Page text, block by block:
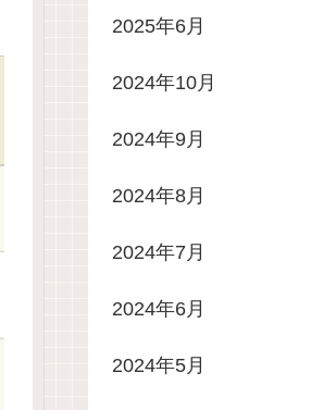
2025年6月
2024年10月
2024年9月
2024年8月
2024年7月
2024年6月
2024年5月